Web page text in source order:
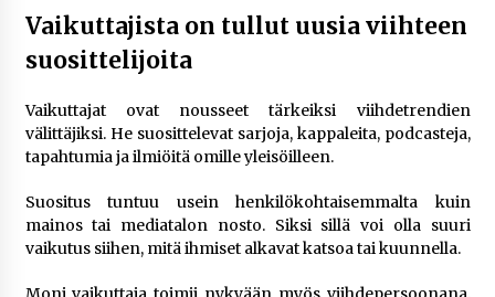
Vaikuttajista on tullut uusia viihteen
suosittelijoita
Vaikuttajat ovat nousseet tärkeiksi viihdetrendien
välittäjiksi. He suosittelevat sarjoja, kappaleita, podcasteja,
tapahtumia ja ilmiöitä omille yleisöilleen.
Suositus tuntuu usein henkilökohtaisemmalta kuin
mainos tai mediatalon nosto. Siksi sillä voi olla suuri
vaikutus siihen, mitä ihmiset alkavat katsoa tai kuunnella.